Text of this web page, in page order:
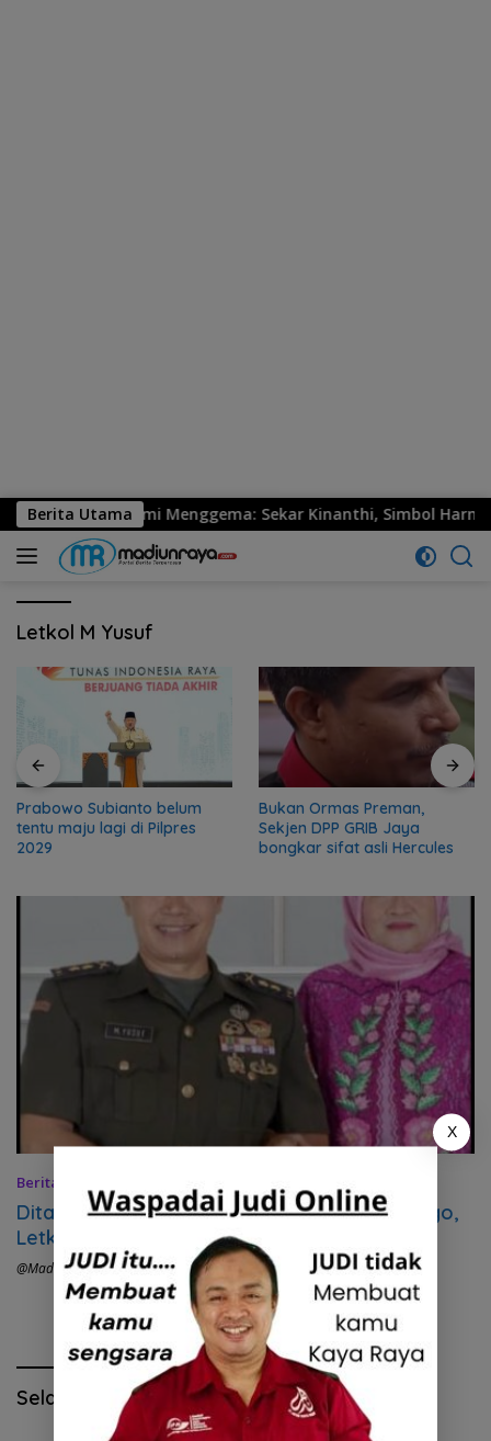
Berita UtamaResmi Menggema: Sekar Kinanthi, Simbol Harmoni
Letkol M Yusuf
Prabowo Subianto belum
tentu maju lagi di Pilpres
2029
Bukan Ormas Preman,
Sekjen DPP GRIB Jaya
bongkar sifat asli Hercules
Berita
Ditabrak CBR, Mantan Kasdim 0802/Ponorogo,
Letkol M Yusuf dan Isteri Meninggal Dunia
@madiunraya.com,#Ponorogo Hits
Selamat Hari Pendidikan Nasional
X